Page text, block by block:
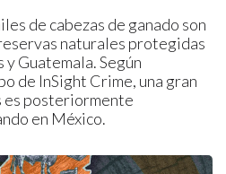
de cabezas de ganado son
naturales protegidas
Guatemala. Según
de InSight Crime, una gran
es posteriormente
en México.